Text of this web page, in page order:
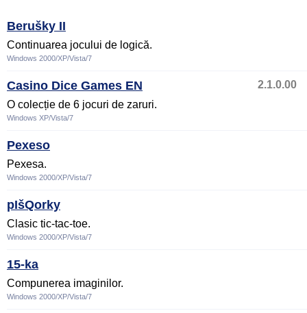
Berušky II
Continuarea jocului de logică.
Windows 2000/XP/Vista/7
Casino Dice Games EN
2.1.0.00
O colecție de 6 jocuri de zaruri.
Windows XP/Vista/7
Pexeso
Pexesa.
Windows 2000/XP/Vista/7
pIšQorky
Clasic tic-tac-toe.
Windows 2000/XP/Vista/7
15-ka
Compunerea imaginilor.
Windows 2000/XP/Vista/7